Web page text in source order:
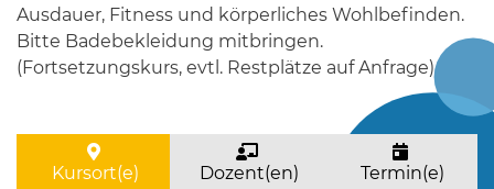
Ausdauer, Fitness und körperliches Wohlbefinden.
Bitte Badebekleidung mitbringen.
(Fortsetzungskurs, evtl. Restplätze auf Anfrage)
Kursort(e) Dozent(en) Termin(e)